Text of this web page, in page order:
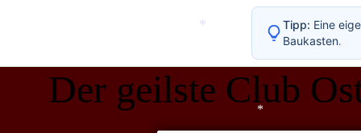
Der geilste Club
Tipp: Eine
Baukasten.
*